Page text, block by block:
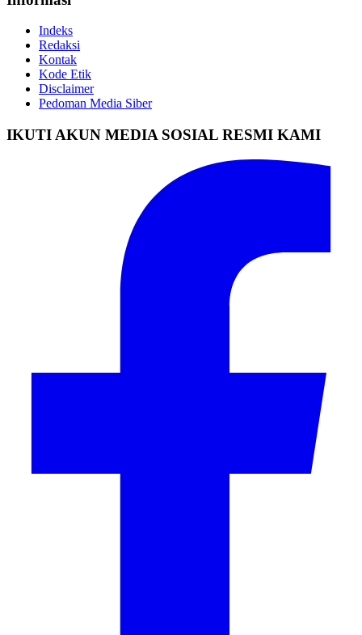
Indeks
Redaksi
Kontak
Kode Etik
Disclaimer
Pedoman Media Siber
IKUTI AKUN MEDIA SOSIAL RESMI KAMI